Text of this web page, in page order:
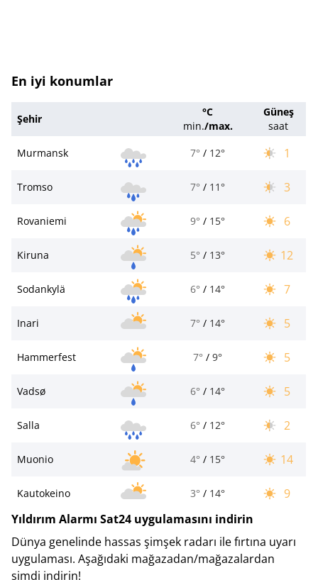
En iyi konumlar
Şehir
°C
min./max.
Güneş
saat
Murmansk
7° / 12° 1
Tromso 7° / 11° 3
Rovaniemi 9° / 15° 6
Kiruna 5° / 13° 12
Sodankylä 6° / 14° 7
Inari 7° / 14° 5
Hammerfest 7° / 9° 5
Vadsø 6° / 14° 5
Salla 6° / 12° 2
Muonio 4° / 15° 14
Kautokeino 3° / 14°
9
Yıldırım Alarmı Sat24 uygulamasını indirin
Dünya genelinde hassas şimşek radarı ile fırtına uyarı
uygulaması. Aşağıdaki mağazadan/mağazalardan
şimdi indirin!